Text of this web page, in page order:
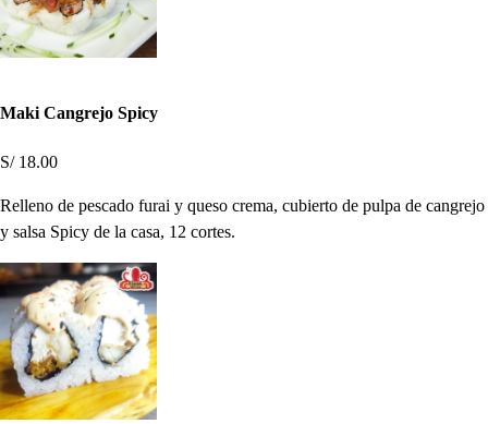
Maki Cangrejo Spicy
S/ 18.00
Relleno de pescado furai y queso crema, cubierto de pulpa de cangrejo
y salsa Spicy de la casa, 12 cortes.